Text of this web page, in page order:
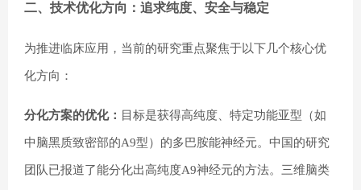
二、技术优化方向：追求纯度、安全与稳定
为推进临床应用，当前的研究重点聚焦于以下几个核心优
化方向：
分化方案的优化： 目标是获得高纯度、特定功能亚型（如
中脑黑质致密部的A9型）的多巴胺能神经元。中国的研究
团队已报道了能分化出高纯度A9神经元的方法。三维脑类